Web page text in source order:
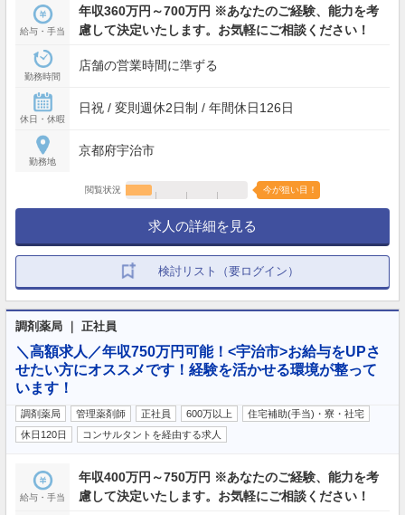
給与・手当
年収360万円～700万円 ※あなたのご経験、能力を考
慮して決定いたします。お気軽にご相談ください！
勤務時間
店舗の営業時間に準ずる
休日・休暇
日祝 / 変則週休2日制 / 年間休日126日
勤務地
京都府宇治市
閲覧状況 今が狙い目！
求人の詳細を見る
検討リスト（要ログイン）
調剤薬局 ｜ 正社員
＼高額求人／年収750万円可能！<宇治市>お給与をUPさ
せたい方にオススメです！経験を活かせる環境が整って
います！
調剤薬局 管理薬剤師 正社員 600万以上
住宅補助(手当)・寮・社宅
休日120日
コンサルタントを経由する求人
給与・手当
年収400万円～750万円 ※あなたのご経験、能力を考
慮して決定いたします。お気軽にご相談ください！